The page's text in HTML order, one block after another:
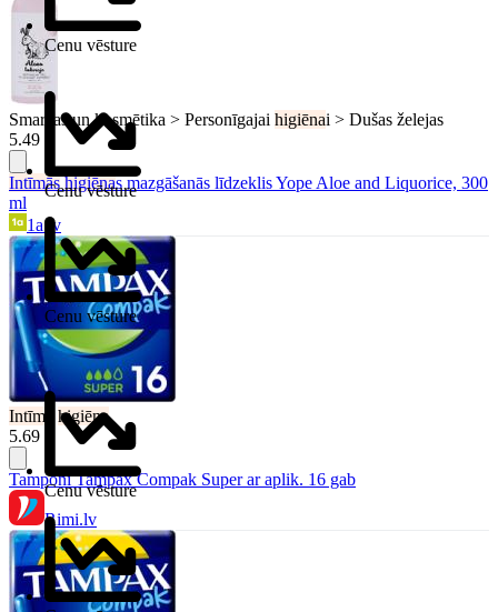
Smaržas un kosmētika > Personīgajai higiēnai > Dušas želejas
5.49 €
Intīmās higiēnas mazgāšanās līdzeklis Yope Aloe and Liquorice, 300
ml
1a.lv
Intīmā
higiēna
5.69 €
Tamponi Tampax Compak Super ar aplik. 16 gab
Rimi.lv
Cenu vēsture
Cenu vēsture
Cenu vēsture
Cenu vēsture